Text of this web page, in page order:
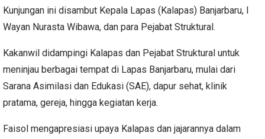
Kunjungan ini disambut Kepala Lapas (Kalapas) Banjarbaru, I
Wayan Nurasta Wibawa, dan para Pejabat Struktural.
Kakanwil didampingi Kalapas dan Pejabat Struktural untuk
meninjau berbagai tempat di Lapas Banjarbaru, mulai dari
Sarana Asimilasi dan Edukasi (SAE), dapur sehat, klinik
pratama, gereja, hingga kegiatan kerja.
Faisol mengapresiasi upaya Kalapas dan jajarannya dalam